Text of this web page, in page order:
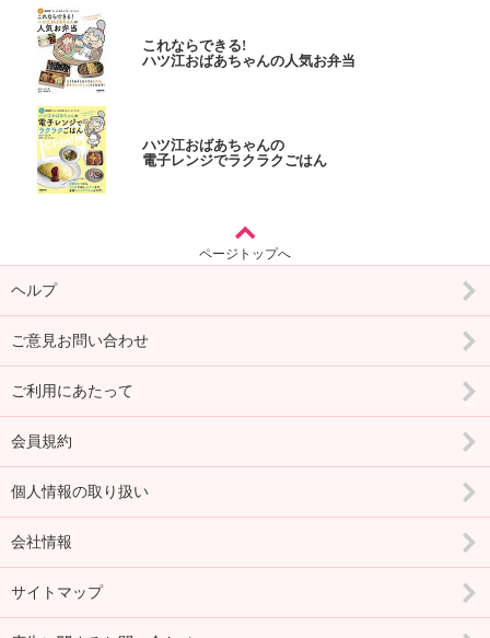
これならできる!
ハツ江おばあちゃんの人気お弁当
ハツ江おばあちゃんの
電子レンジでラクラクごはん
ページトップへ
ヘルプ
ご意見お問い合わせ
ご利用にあたって
会員規約
個人情報の取り扱い
会社情報
サイトマップ